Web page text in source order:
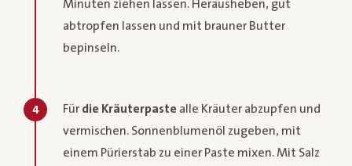
Minuten ziehen lassen. Herausheben, gut
abtropfen lassen und mit brauner Butter
bepinseln.
4 Für die Kräuterpaste alle Kräuter abzupfen und
vermischen. Sonnenblumenöl zugeben, mit
einem Pürierstab zu einer Paste mixen. Mit Salz